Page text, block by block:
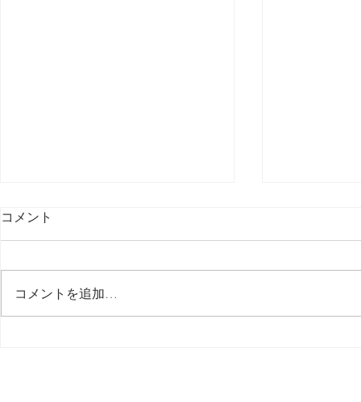
最後の日記です
コメント
コメントを追加…